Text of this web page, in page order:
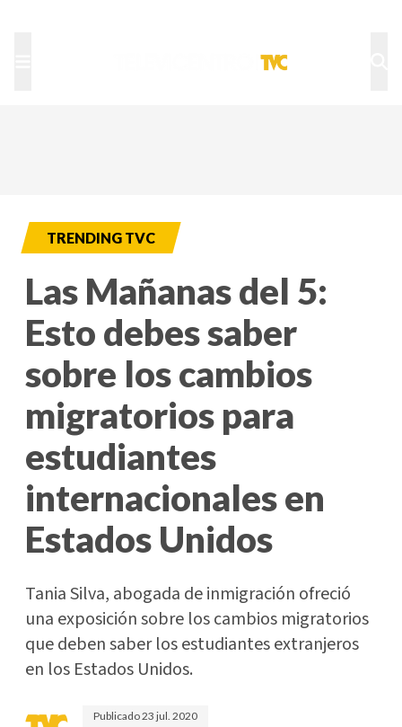
TRENDING TVC
Las Mañanas del 5:
Esto debes saber
sobre los cambios
migratorios para
estudiantes
internacionales en
Estados Unidos
Tania Silva, abogada de inmigración ofreció
una exposición sobre los cambios migratorios
que deben saber los estudiantes extranjeros
en los Estados Unidos.
Publicado23 jul. 2020